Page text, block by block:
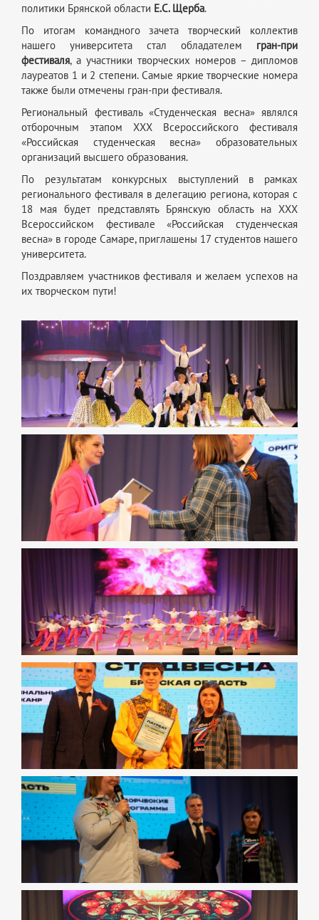
политики Брянской области Е.С. Щерба.
По итогам командного зачета творческий коллектив
нашего университета стал обладателем гран-при
фестиваля, а участники творческих номеров – дипломов
лауреатов 1 и 2 степени. Самые яркие творческие номера
также были отмечены гран-при фестиваля.
Региональный фестиваль «Студенческая весна» являлся
отборочным этапом XXX Всероссийского фестиваля
«Российская студенческая весна» образовательных
организаций высшего образования.
По результатам конкурсных выступлений в рамках
регионального фестиваля в делегацию региона, которая с
18 мая будет представлять Брянскую область на XXX
Всероссийском фестивале «Российская студенческая
весна» в городе Самаре, приглашены 17 студентов нашего
университета.
Поздравляем участников фестиваля и желаем успехов на
их творческом пути!